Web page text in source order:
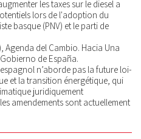
les taxes sur le diesel a
lors de l'adoption du
basque (PNV) et le parti de
Agenda del Cambio. Hacia Una
de España.
n’aborde pas la future loi-
et la transition énergétique, qui
juridiquement
amendements sont actuellement